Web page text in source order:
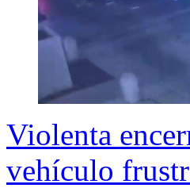
Violenta
vehículo